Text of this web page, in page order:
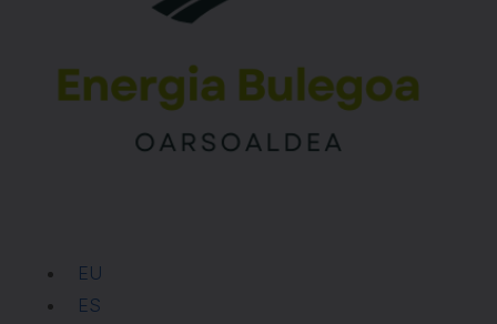
EU
ES